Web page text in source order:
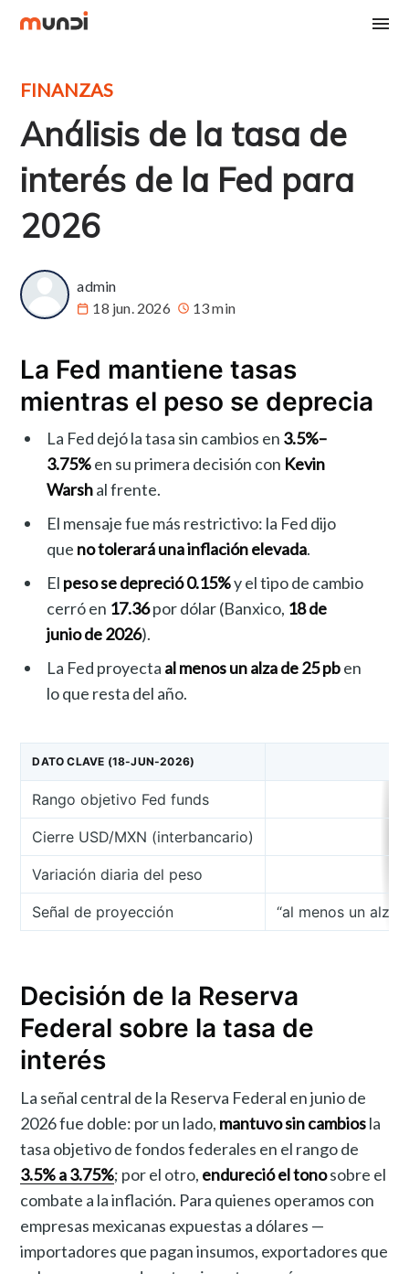
FINANZAS
Análisis de la tasa de
interés de la Fed para
2026
admin
18 jun. 2026
13 min
La Fed mantiene tasas
mientras el peso se deprecia
La Fed dejó la tasa sin cambios en 3.5%–
3.75%en su primera decisión con Kevin
Warshal frente.
El mensaje fue más restrictivo: la Fed dijo
que no tolerará una inflación elevada.
El peso se depreció 0.15%y el tipo de cambio
cerró en 17.36por dólar (Banxico, 18 de
junio de 2026).
La Fed proyecta al menos un alza de 25 pben
lo que resta del año.
DATO CLAVE (18-JUN-2026)
Rango objetivo Fed funds
Cierre USD/MXN (interbancario)
Variación diaria del peso
Señal de proyección “al menos un alza
Decisión de la Reserva
Federal sobre la tasa de
interés
La señal central de la Reserva Federal en junio de
2026 fue doble: por un lado, mantuvo sin cambiosla
tasa objetivo de fondos federales en el rango de
3.5% a 3.75%; por el otro, endureció el tonosobre el
combate a la inflación. Para quienes operamos con
empresas mexicanas expuestas a dólares —
importadores que pagan insumos, exportadores que